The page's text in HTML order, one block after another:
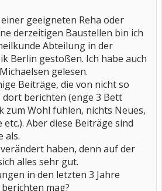
geeigneten Reha oder
derzeitigen Baustellen bin ich
Abteilung in der
Berlin gestoßen. Ich habe auch
gelesen.
Beiträge, die von nicht so
berichten (enge 3 Bett
zum Wohl fühlen, nichts Neues,
Aber diese Beiträge sind
als.
haben, denn auf der
alles sehr gut.
in den letzten 3 Jahre
mag?